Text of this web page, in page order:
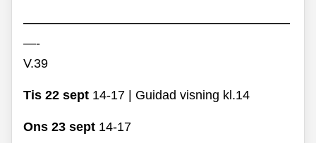
—————————————————————
—-
V.39
Tis 22 sept 14-17 | Guidad visning kl.14
Ons 23 sept 14-17